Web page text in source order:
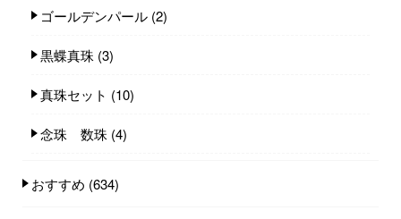
ゴールデンパール (2)
黒蝶真珠 (3)
真珠セット (10)
念珠 数珠 (4)
おすすめ (634)